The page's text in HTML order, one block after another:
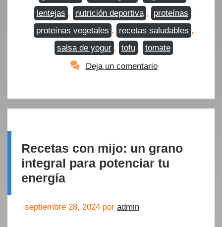
lentejas , nutrición deportiva , proteínas ,
proteínas vegetales , recetas saludables ,
salsa de yogur , tofu , tomate
Deja un comentario
Recetas con mijo: un grano
integral para potenciar tu
energía
septiembre 28, 2024 por admin